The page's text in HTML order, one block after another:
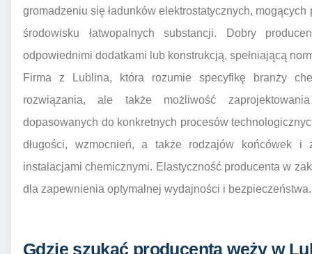
gromadzeniu się ładunków elektrostatycznych,
środowisku łatwopalnych substancji. Dobry
odpowiednimi dodatkami lub konstrukcją, spełniającą
Firma z Lublina, która rozumie specyfikę branży
rozwiązania, ale także możliwość
dopasowanych do konkretnych procesów
długości, wzmocnień, a także rodzajów końcówek i
instalacjami chemicznymi. Elastyczność producenta w
dla zapewnienia optymalnej wydajności i bezpieczeństwa.
Gdzie szukać producenta węży w